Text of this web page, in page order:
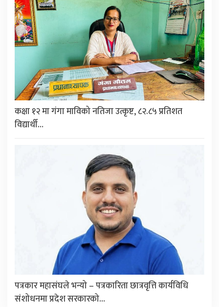
कक्षा १२ मा गंगा माविको नतिजा उत्कृष्ट, ८२.८५ प्रतिशत
विद्यार्थी…
पत्रकार महासंघले भन्यो – पत्रकारिता छात्रवृत्ति कार्यविधि
संशोधनमा प्रदेश सरकारको…